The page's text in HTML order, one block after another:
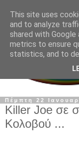
Πέμπτη 22
Killer Joe σε
Κολοβού ...
This site uses
and to analyze
shared with
metrics to ensure
statistics, and to